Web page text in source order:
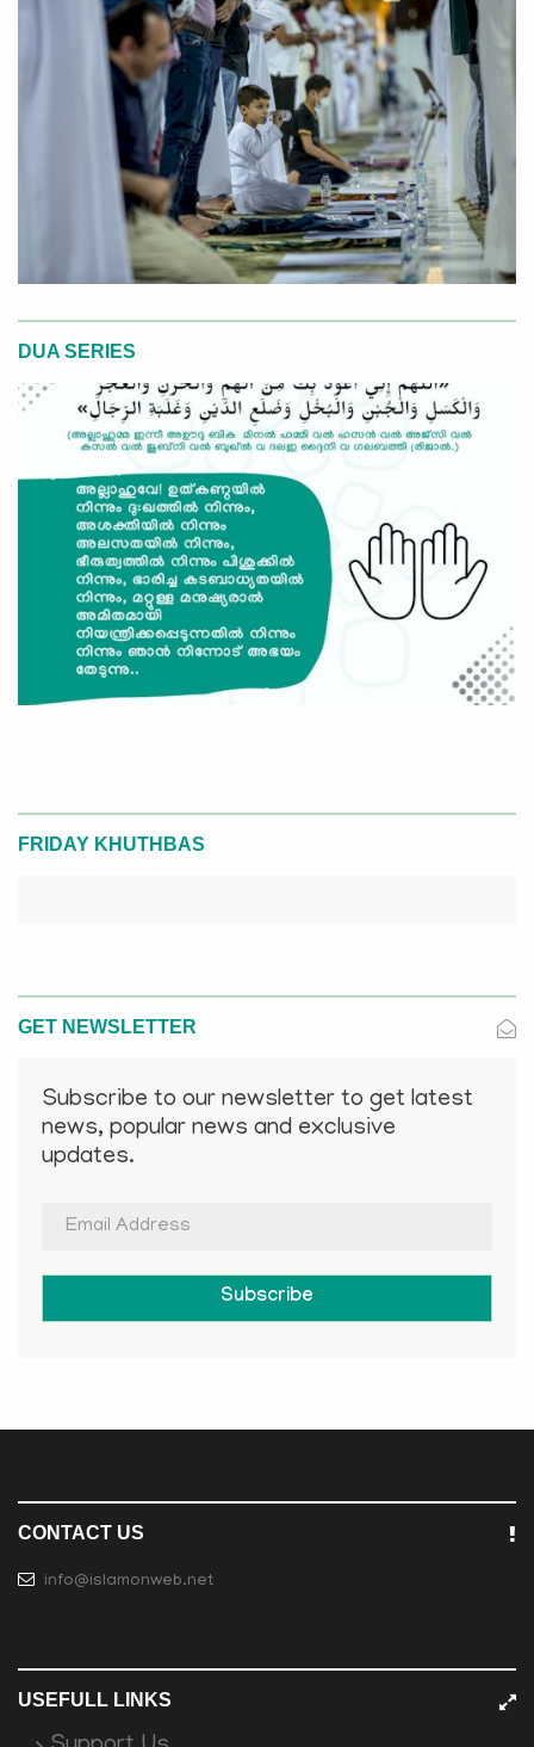
DUA SERIES
FRIDAY KHUTHBAS
GET NEWSLETTER
Subscribe to our newsletter to get latest
news, popular news and exclusive
updates.
Subscribe
CONTACT US
info@islamonweb.net
USEFULL LINKS